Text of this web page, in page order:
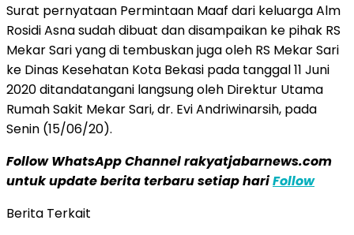
Surat pernyataan Permintaan Maaf dari keluarga Alm
Rosidi Asna sudah dibuat dan disampaikan ke pihak RS
Mekar Sari yang di tembuskan juga oleh RS Mekar Sari
ke Dinas Kesehatan Kota Bekasi pada tanggal 11 Juni
2020 ditandatangani langsung oleh Direktur Utama
Rumah Sakit Mekar Sari, dr. Evi Andriwinarsih, pada
Senin (15/06/20).
Follow WhatsApp Channel rakyatjabarnews.com
untuk update berita terbaru setiap hariFollow
Berita Terkait